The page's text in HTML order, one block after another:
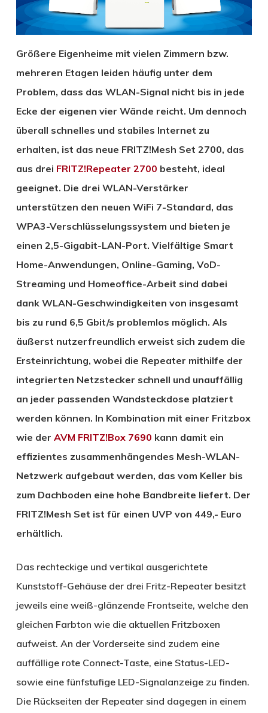
Größere Eigenheime mit vielen Zimmern bzw.
mehreren Etagen leiden häufig unter dem
Problem, dass das WLAN-Signal nicht bis in jede
Ecke der eigenen vier Wände reicht. Um dennoch
überall schnelles und stabiles Internet zu
erhalten, ist das neue FRITZ!Mesh Set 2700, das
aus drei FRITZ!Repeater 2700 besteht, ideal
geeignet. Die drei WLAN-Verstärker
unterstützen den neuen WiFi 7-Standard, das
WPA3-Verschlüsselungssystem und bieten je
einen 2,5-Gigabit-LAN-Port. Vielfältige Smart
Home-Anwendungen, Online-Gaming, VoD-
Streaming und Homeoffice-Arbeit sind dabei
dank WLAN-Geschwindigkeiten von insgesamt
bis zu rund 6,5 Gbit/s problemlos möglich. Als
äußerst nutzerfreundlich erweist sich zudem die
Ersteinrichtung, wobei die Repeater mithilfe der
integrierten Netzstecker schnell und unauffällig
an jeder passenden Wandsteckdose platziert
werden können. In Kombination mit einer Fritzbox
wie der AVM FRITZ!Box 7690 kann damit ein
effizientes zusammenhängendes Mesh-WLAN-
Netzwerk aufgebaut werden, das vom Keller bis
zum Dachboden eine hohe Bandbreite liefert. Der
FRITZ!Mesh Set ist für einen UVP von 449,- Euro
erhältlich.
Das rechteckige und vertikal ausgerichtete
Kunststoff-Gehäuse der drei Fritz-Repeater besitzt
jeweils eine weiß-glänzende Frontseite, welche den
gleichen Farbton wie die aktuellen Fritzboxen
aufweist. An der Vorderseite sind zudem eine
auffällige rote Connect-Taste, eine Status-LED-
sowie eine fünfstufige LED-Signalanzeige zu finden.
Die Rückseiten der Repeater sind dagegen in einem